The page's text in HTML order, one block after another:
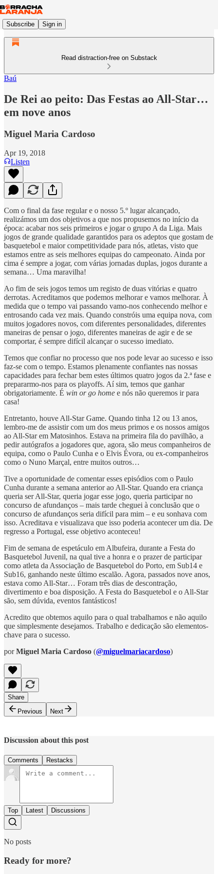
Subscribe Sign in
Read distraction-free on Substack
Baú
De Rei ao peito: Das Festas ao All-Star…
em nove anos
Miguel Maria Cardoso
Apr 19, 2018
Listen
Com o final da fase regular e o nosso 5.º lugar alcançado,
realizámos um dos objetivos a que nos propusemos no início da
época: acabar nos seis primeiros e jogar o grupo A da Liga. Mais
jogos de grande qualidade garantidos para os adeptos que gostam de
basquetebol e maior competitividade para nós, atletas, visto que
estamos entre as seis melhores equipas do campeonato. Ainda por
cima é sempre a jogar, com várias jornadas duplas, jogos durante a
semana… Uma maravilha!
Ao fim de seis jogos temos um registo de duas vitórias e quatro
derrotas. Acreditamos que podemos melhorar e vamos melhorar. À
medida que o tempo vai passando vamo-nos conhecendo melhor e
entrosando cada vez mais. Quando constróis uma equipa nova, com
muitos jogadores novos, com diferentes personalidades, diferentes
maneiras de pensar o jogo, diferentes maneiras de agir e de se
comportar, é sempre difícil alcançar o sucesso imediato.
Temos que confiar no processo que nos pode levar ao sucesso e isso
faz-se com o tempo. Estamos plenamente confiantes nas nossas
capacidades para fechar bem estes últimos quatro jogos da 2.ª fase e
prepararmo-nos para os playoffs. Aí sim, temos que ganhar
obrigatoriamente. É win or go home e nós não queremos ir para
casa!
Entretanto, houve All-Star Game. Quando tinha 12 ou 13 anos,
lembro-me de assistir com um dos meus primos e os nossos amigos
ao All-Star em Matosinhos. Estava na primeira fila do pavilhão, a
pedir autógrafos a jogadores que, agora, são meus companheiros de
equipa, como o Paulo Cunha e o Elvis Évora, ou ex-companheiros
como o Nuno Marçal, entre muitos outros…
Tive a oportunidade de comentar esses episódios com o Paulo
Cunha durante a semana anterior ao All-Star. Quando era criança
queria ser All-Star, queria jogar esse jogo, queria participar no
concurso de afundanços – mais tarde cheguei à conclusão que o
concurso de afundanços seria difícil para mim – e eu sonhava com
isso. Acreditava e visualizava que isso poderia acontecer um dia. De
regresso a Portugal, esse objetivo aconteceu!
Fim de semana de espetáculo em Albufeira, durante a Festa do
Basquetebol Juvenil, na qual tive a honra e o prazer de participar
como atleta da Associação de Basquetebol do Porto, em Sub14 e
Sub16, ganhando neste último escalão. Agora, passados nove anos,
estava como All-Star… Foram três dias de descontração,
divertimento e boa disposição. A Festa do Basquetebol e o All-Star
são, sem dúvida, eventos fantásticos!
Acredito que obtemos aquilo para o qual trabalhamos e não aquilo
que simplesmente desejamos. Trabalho e dedicação são elementos-
chave para o sucesso.
porMiguel Maria Cardoso (@miguelmariacardoso)
Share
Previous
Next
Discussion about this post
Comments Restacks
Top Latest Discussions
No posts
Ready for more?